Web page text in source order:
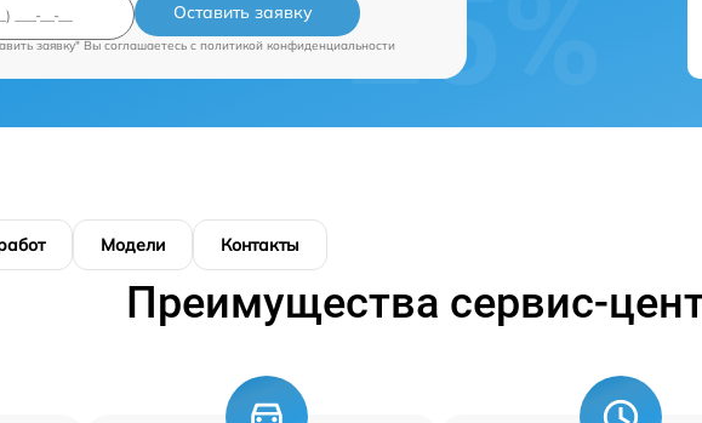
Оставить заявку
заявку" Вы соглашаетесь c политикой конфиденциальности
Модели Контакты
Преимущества сервис-